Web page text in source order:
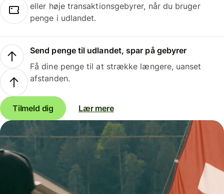
eller høje transaktionsgebyrer, når du bruger
penge i udlandet.
Send penge til udlandet, spar på gebyrer
Få dine penge til at strække længere, uanset
afstanden.
Tilmeld dig Lær mere